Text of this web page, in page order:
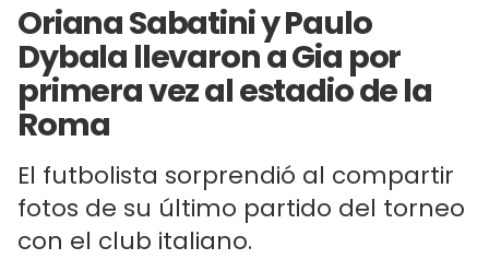
Oriana Sabatini y Paulo
Dybala llevaron a Gia por
primera vez al estadio de la
Roma
El futbolista sorprendió al compartir
fotos de su último partido del torneo
con el club italiano.